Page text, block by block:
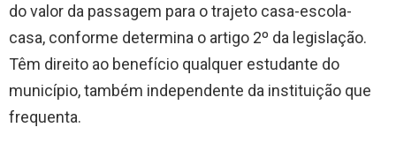
do valor da passagem para o trajeto casa-escola-
casa, conforme determina o artigo 2º da legislação.
Têm direito ao benefício qualquer estudante do
município, também independente da instituição que
frequenta.